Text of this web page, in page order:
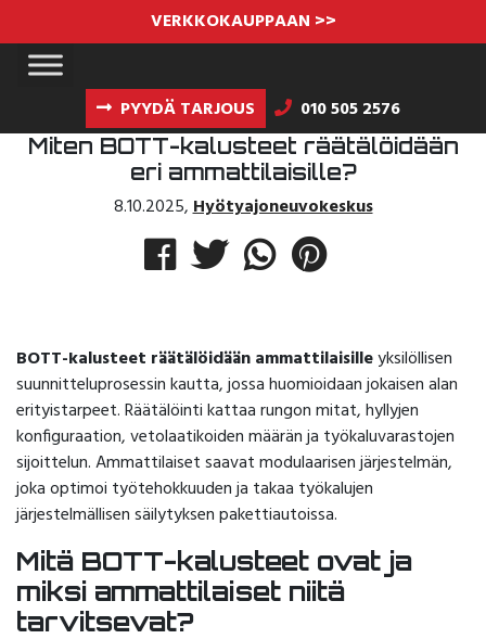
VERKKOKAUPPAAN >>
PYYDÄ TARJOUS 010 505 2576
Miten BOTT-kalusteet räätälöidään
eri ammattilaisille?
8.10.2025,Hyötyajoneuvokeskus
BOTT-kalusteet räätälöidään ammattilaisilleyksilöllisen
suunnitteluprosessin kautta, jossa huomioidaan jokaisen alan
erityistarpeet. Räätälöinti kattaa rungon mitat, hyllyjen
konfiguraation, vetolaatikoiden määrän ja työkaluvarastojen
sijoittelun. Ammattilaiset saavat modulaarisen järjestelmän,
joka optimoi työtehokkuuden ja takaa työkalujen
järjestelmällisen säilytyksen pakettiautoissa.
Mitä BOTT-kalusteet ovat ja
miksi ammattilaiset niitä
tarvitsevat?